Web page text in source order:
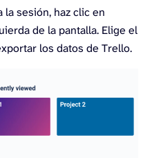
la sesión, haz clic en
de la pantalla. Elige el
los datos de Trello.